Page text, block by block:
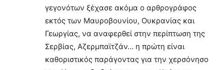
γεγονότων ξέχασε ακόμα ο αρθρογράφος
εκτός των Μαυροβουνίου, Ουκρανίας και
Γεωργίας, να αναφερθεί στην περίπτωση της
Σερβίας, Αζερμπαϊτζάν… η πρώτη είναι
καθοριστικός παράγοντας για την χερσόνησο